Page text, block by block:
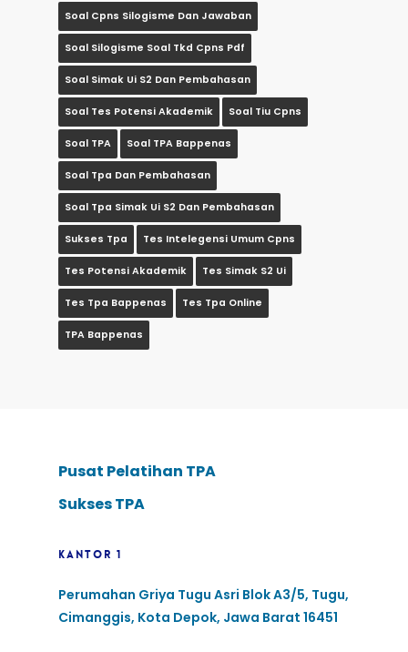
Soal Cpns Silogisme Dan Jawaban
Soal Silogisme Soal Tkd Cpns Pdf
Soal Simak Ui S2 Dan Pembahasan
Soal Tes Potensi Akademik Soal Tiu Cpns
Soal TPA Soal TPA Bappenas
Soal Tpa Dan Pembahasan
Soal Tpa Simak Ui S2 Dan Pembahasan
Sukses Tpa Tes Intelegensi Umum Cpns
Tes Potensi Akademik Tes Simak S2 Ui
Tes Tpa Bappenas Tes Tpa Online
TPA Bappenas
Pusat Pelatihan TPA
Sukses TPA
KANTOR 1
Perumahan Griya Tugu Asri Blok A3/5, Tugu,
Cimanggis, Kota Depok, Jawa Barat 16451